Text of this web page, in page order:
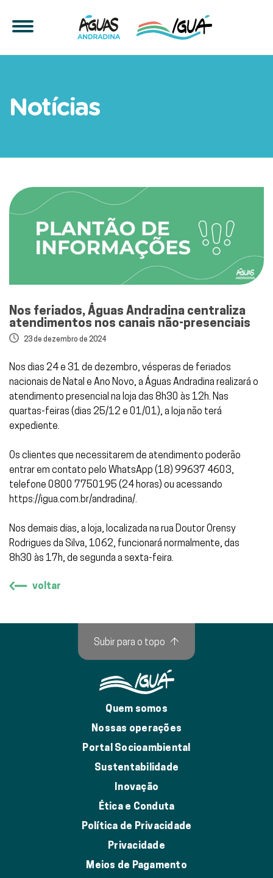
Notícias
Nos feriados, Águas Andradina centraliza
atendimentos nos canais não-presenciais
23 de dezembro de 2024
Nos dias 24 e 31 de dezembro, vésperas de feriados
nacionais de Natal e Ano Novo, a Águas Andradina realizará o
atendimento presencial na loja das 8h30 às 12h. Nas
quartas-feiras (dias 25/12 e 01/01), a loja não terá
expediente.
Os clientes que necessitarem de atendimento poderão
entrar em contato pelo WhatsApp (18) 99637 4603,
telefone 0800 7750195 (24 horas) ou acessando
https://igua.com.br/andradina/.
Nos demais dias, a loja, localizada na rua Doutor Orensy
Rodrigues da Silva, 1062, funcionará normalmente, das
8h30 às 17h, de segunda a sexta-feira.
voltar
Quem somos
Nossas operações
Portal Socioambiental
Sustentabilidade
Inovação
Ética e Conduta
Política de Privacidade
Privacidade
Meios de Pagamento
Subir para o topo ↑